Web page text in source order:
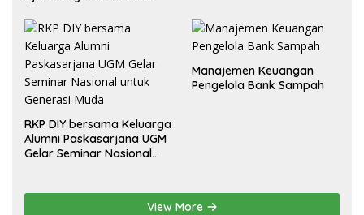
RKP DIY bersama Keluarga
Alumni Paskasarjana UGM
Gelar Seminar Nasional
Manajemen Keuangan
Pengelola Bank Sampah
View More